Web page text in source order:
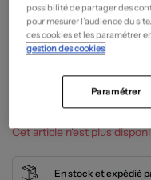
NUKUTAVAKE
T-shirt - Coupe droite - Outlet
8,80€
Prix boutique : 22,00€ -60%
Guide des tailles
Cet article n'est plus
En stock et expédié
possibilité de partager des
pour mesurer l’audience du
ces cookies et les paramétrer
gestion des cookies
Paramétrer